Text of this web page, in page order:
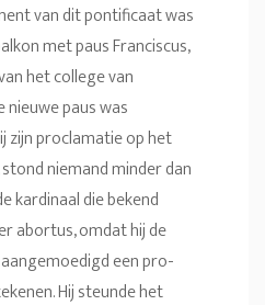
van dit pontificaat was
met paus Franciscus,
het college van
paus was
zijn proclamatie op het
niemand minder dan
kardinaal die bekend
abortus, omdat hij de
een pro-
Hij steunde het